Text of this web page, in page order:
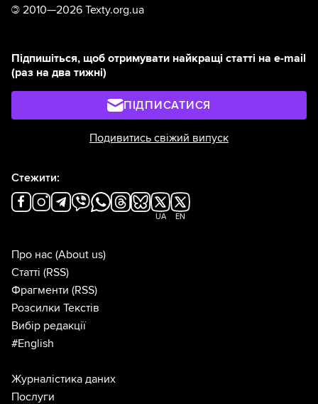
© 2010—2026 Texty.org.ua
Підпишіться, щоб отримувати найкращі статті на e-mail
(раз на два тижні)
ПІДПИСАТИСЯ
Подивитись свіжий випуск
Стежити:
UA EN
Про нас (About us)
Статті (RSS)
Фрагменти (RSS)
Розсилки Текстів
Вибір редакції
#English
Журналістика даних
Послуги